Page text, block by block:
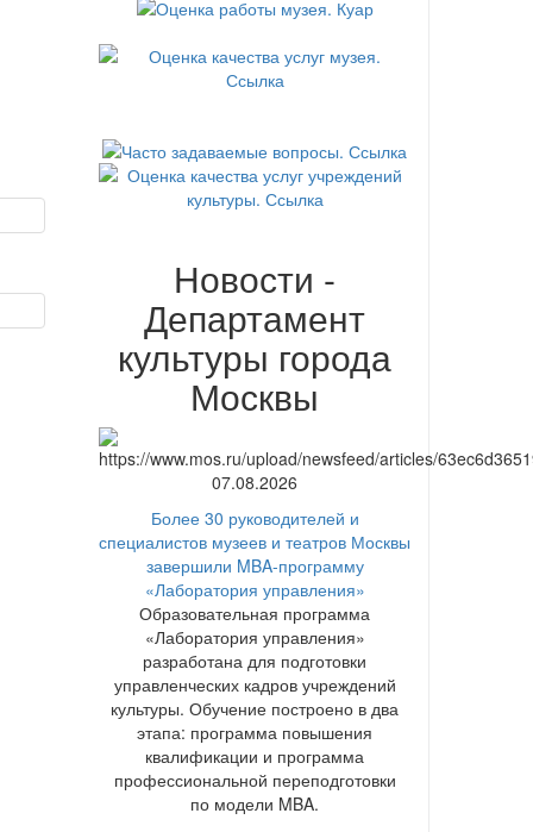
Новости -
Департамент
культуры города
Москвы
07.08.2026
Более 30 руководителей и
специалистов музеев и театров Москвы
завершили MBA-программу
«Лаборатория управления»
Образовательная программа
«Лаборатория управления»
разработана для подготовки
управленческих кадров учреждений
культуры. Обучение построено в два
этапа: программа повышения
квалификации и программа
профессиональной переподготовки
по модели MBA.